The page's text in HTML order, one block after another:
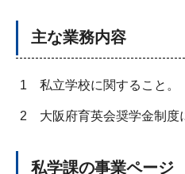
主な業務内容
1 私立学校に関すること。
2 大阪府育英会奨学金制度
私学課の事業ページ